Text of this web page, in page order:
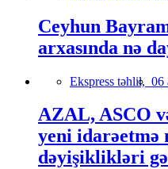
Ceyhun
arxasında nə
Ekspress təhlil, 06
AZAL, ASCO
yeni idarəetmə
dəyişiklikləri